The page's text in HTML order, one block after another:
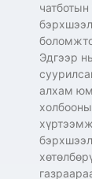
Эдгээр
алхам